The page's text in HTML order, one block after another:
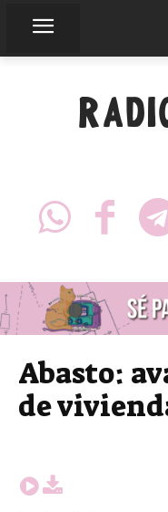
Abasto:
de